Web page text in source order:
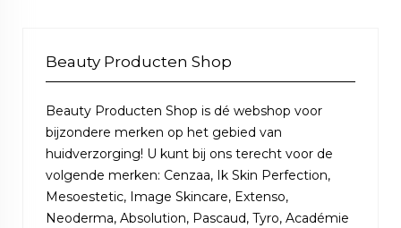
Beauty Producten Shop
Beauty Producten Shop is dé webshop voor
bijzondere merken op het gebied van
huidverzorging! U kunt bij ons terecht voor de
volgende merken: Cenzaa, Ik Skin Perfection,
Mesoestetic, Image Skincare, Extenso,
Neoderma, Absolution, Pascaud, Tyro, Académie